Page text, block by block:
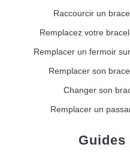
Raccourcir un
Remplacez votre
Remplacer un fermoir
Remplacer son
Changer son
Remplacer un